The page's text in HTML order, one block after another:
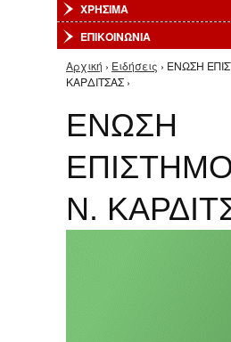
ΧΡΗΣΙΜΑ
ΕΠΙΚΟΙΝΩΝΙΑ
Είστε εδώ
Αρχική › Ειδήσεις › ΕΝΩΣΗ
ΚΑΡΔΙΤΣΑΣ ›
ΕΝΩΣΗ
Ν.